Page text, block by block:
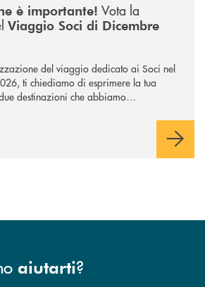
è importante! Vota la
Viaggio Soci di Dicembre
del viaggio dedicato ai Soci nel
ti chiediamo di esprimere la tua
destinazioni che abbiamo
aiutarti?